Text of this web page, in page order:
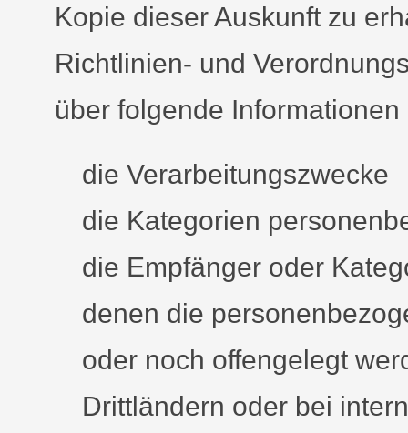
Kopie dieser Auskunft zu
Richtlinien- und
über folgende
die Verarbeitungszwecke
die Kategorien
die Empfänger oder
denen die
oder noch offengelegt
Drittländern oder bei